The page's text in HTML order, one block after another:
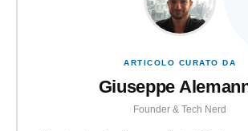
ARTICOLO CURATO DA
Giuseppe
Founder & Tech Nerd